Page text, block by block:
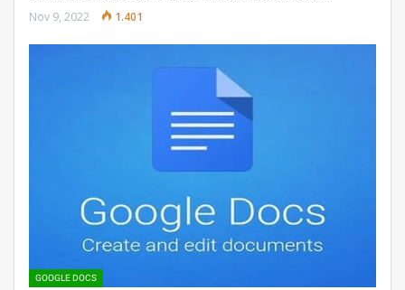
Nov 9, 2022 1.401
GOOGLE DOCS